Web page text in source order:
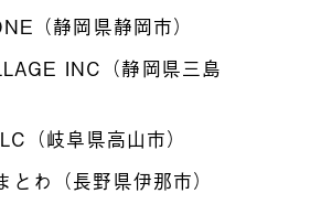
（静岡県静岡市）
INC（静岡県三島
（岐阜県高山市）
とわ（長野県伊那市）